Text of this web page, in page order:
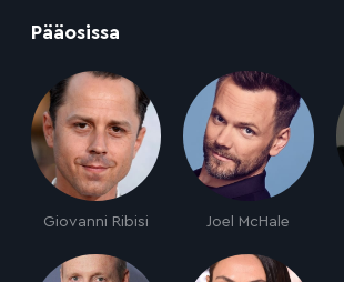
Pääosissa
Giovanni Ribisi Joel McHale